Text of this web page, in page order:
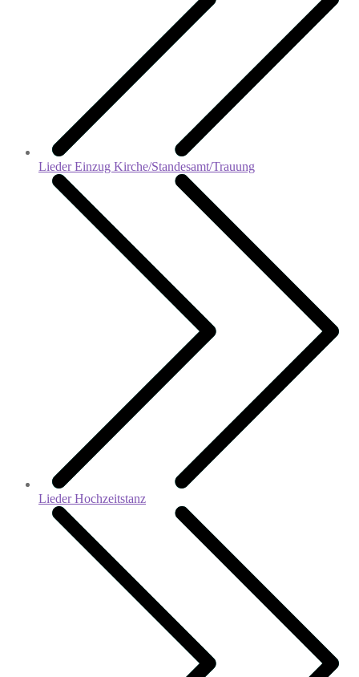
Lieder Einzug Kirche/Standesamt/Trauung
Lieder Hochzeitstanz